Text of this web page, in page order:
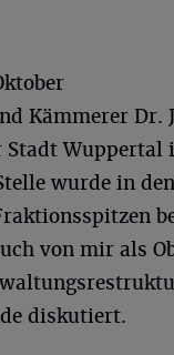
Kämmerer Dr.
Stadt Wuppertal
wurde in
von mir als
diskutiert.